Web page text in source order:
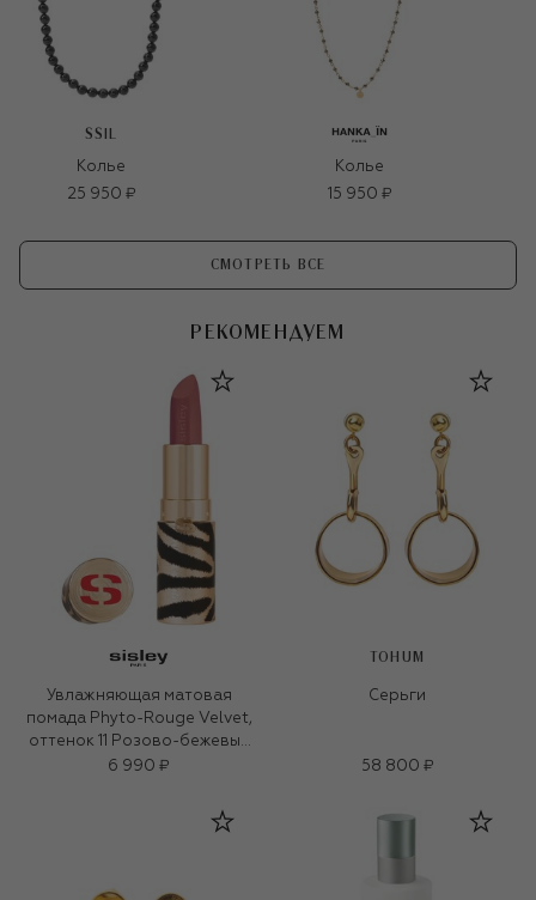
SSIL
Колье
25 950 ₽
Колье
15 950 ₽
СМОТРЕТЬ ВСЕ
РЕКОМЕНДУЕМ
Увлажняющая матовая
помада Phyto-Rouge Velvet,
оттенок 11 Розово-бежевый
(3g)
6 990 ₽
TOHUM
Серьги
58 800 ₽